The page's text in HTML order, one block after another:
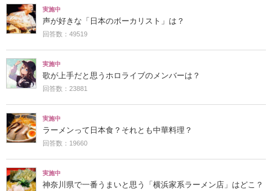
実施中
声が好きな「日本のボーカリスト」は？
回答数：49519
実施中
歌が上手だと思うホロライブのメンバーは？
回答数：23881
実施中
ラーメンって日本食？それとも中華料理？
回答数：19660
実施中
神奈川県で一番うまいと思う「横浜家系ラーメン店」はどこ？